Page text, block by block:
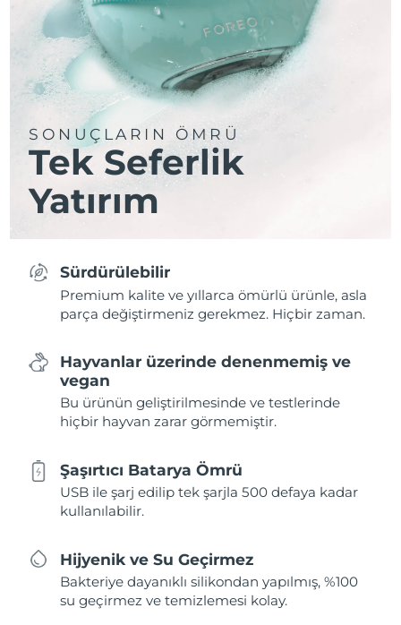
SONUÇLARIN ÖMRÜ
Tek Seferlik
Yatırım
Sürdürülebilir
Premium kalite ve yıllarca ömürlü ürünle, asla
parça değiştirmeniz gerekmez. Hiçbir zaman.
Hayvanlar üzerinde denenmemiş ve
vegan
Bu ürünün geliştirilmesinde ve testlerinde
hiçbir hayvan zarar görmemiştir.
Şaşırtıcı Batarya Ömrü
USB ile şarj edilip tek şarjla 500 defaya kadar
kullanılabilir.
Hijyenik ve Su Geçirmez
Bakteriye dayanıklı silikondan yapılmış, %100
su geçirmez ve temizlemesi kolay.